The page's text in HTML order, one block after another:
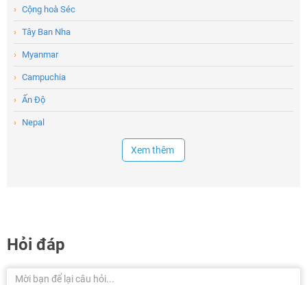
› Cộng hoà Séc
› Tây Ban Nha
› Myanmar
› Campuchia
› Ấn Độ
› Nepal
Xem thêm
Hỏi đáp